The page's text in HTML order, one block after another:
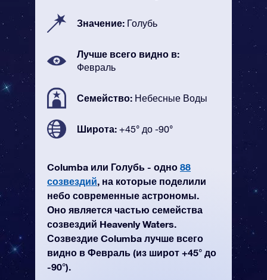
Значение: Голубь
Лучше всего видно в:
Февраль
Семейство: Небесные Воды
Широта: +45° до -90°
Columba или Голубь - одно 88
созвездий, на которые поделили
небо современные астрономы.
Оно является частью семейства
созвездий Heavenly Waters.
Созвездие Columba лучше всего
видно в Февраль (из широт +45° до
-90°).